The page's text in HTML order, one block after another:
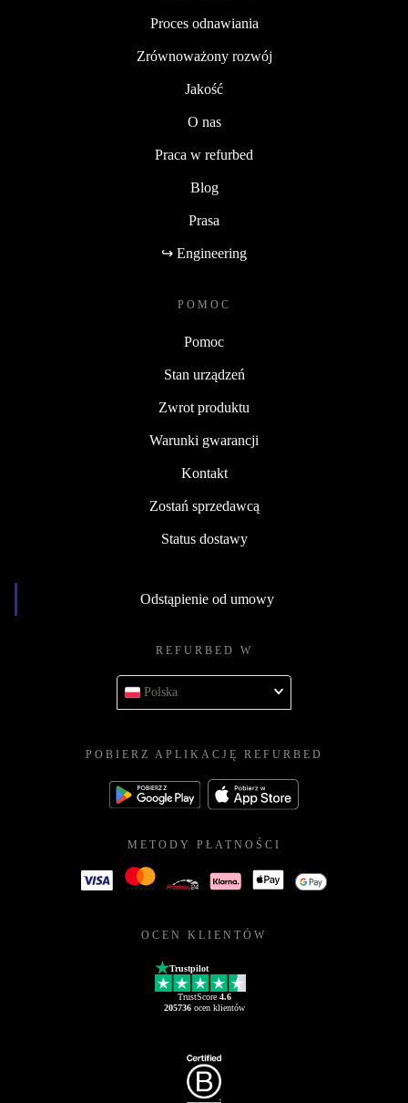
Proces odnawiania
Zrównoważony rozwój
Jakość
O nas
Praca w refurbed
Blog
Prasa
↪ Engineering
POMOC
Pomoc
Stan urządzeń
Zwrot produktu
Warunki gwarancji
Kontakt
Zostań sprzedawcą
Status dostawy
Odstąpienie od umowy
REFURBED W
Polska
POBIERZ APLIKACJĘ REFURBED
METODY PŁATNOŚCI
OCEN KLIENTÓW
Trustpilot
TrustScore 4.6
205736ocen klientów